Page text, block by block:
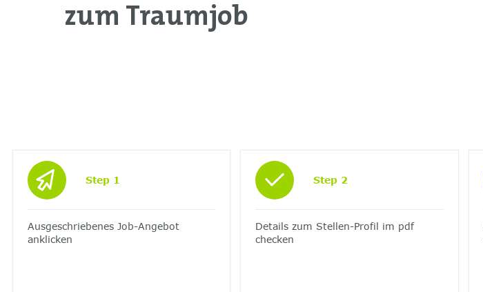
zum Traumjob
Step 1
Ausgeschriebenes Job-Angebot
anklicken
Step 2
Details zum Stellen-Profil im pdf
checken